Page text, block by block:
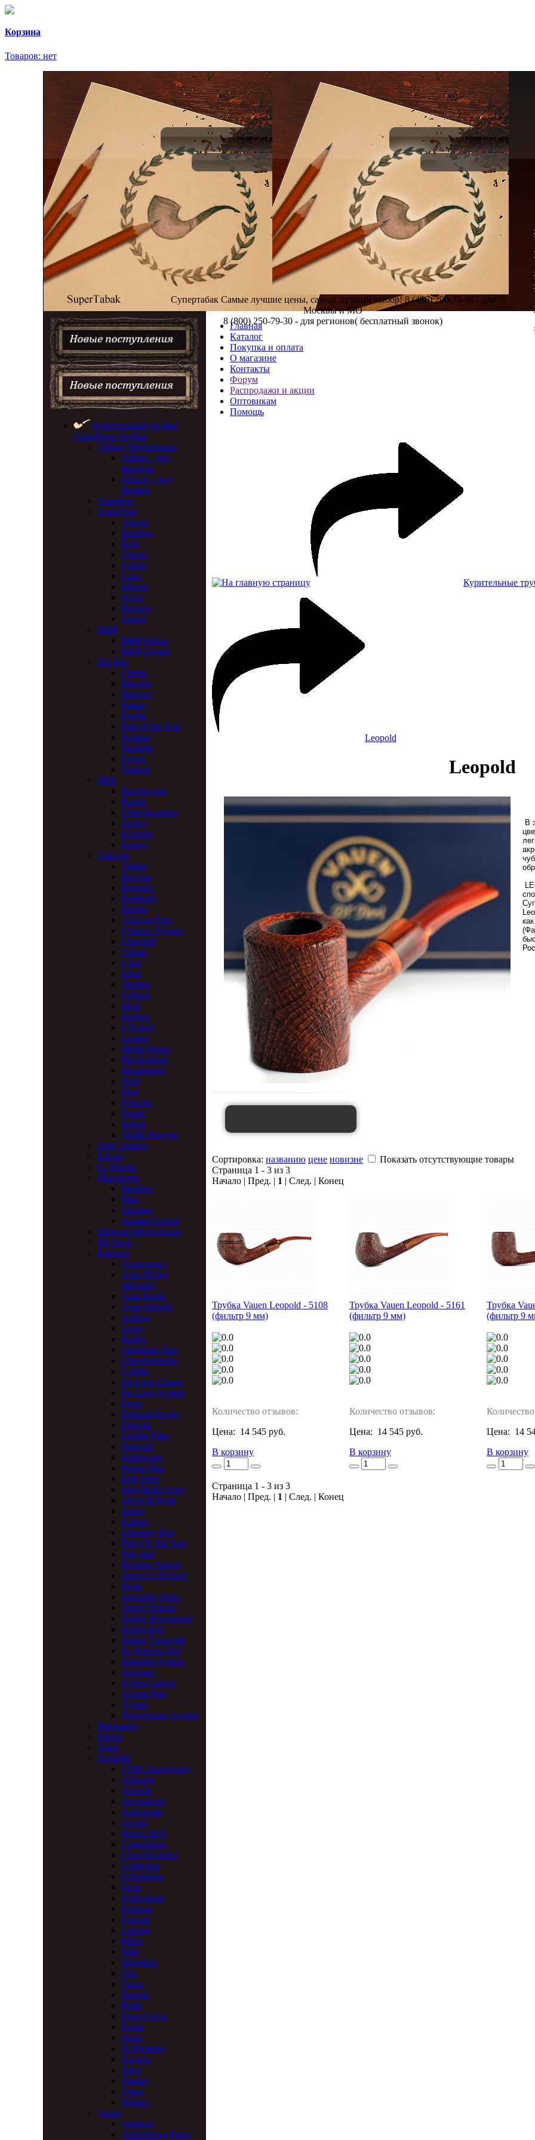
Корзина
Товаров: нет
Супертабак Самые лучшие цены, самый лучший выбор! 8 (499) 290-79-30 - для
Москвы и МО
8 (800) 250-79-30 - для регионов( бесплатный звонок)
Курительные трубки
Серийные трубки
Altinay Meerschaum
Altinay - без
фильтра
Altinay - под
фильтр
Amadeus
Astra Pipe
Aurora
Bamboo
Berk
Classic
Comet
Luna
Magnit
Nova
Reverse
Spigot
B&B
B&B Бриар
B&B Груша
Big Ben
Classic
Maestro
Mercury
Nautic
Pacific
Pipe of the Year
Scorpio
Starlight
Sylvia
Vintage
BPK
Beechwood
Bonzo
Churchwarden
Jockey
Kenvelo
Kenyo
Chacom
Alpina
Baccara
Baroque
Berlingot
Bienne
Chacom Pipe
Champs Elysees
Churchill
Classic
Cuba
Erica
Flumen
Ginkgo
Ideal
Jurassic
L'Essard
Laquee
Maitre-Pipier
Montbrillant
Montmartre
Noel
Pirat
Pistache
Plume
Spigot
Vieille Bruyere
Don Gustavo
Falcon
G. Mineto
Marchesini
Medium
Mini
Standart
Standart Spigot
Missouri Meerschaum
Mr. Brog
Peterson
Anniversary
Aran Nickel
Mounted
Aran Rustic
Aran Smooth
Arklow
Army
Barley
Christmas Pipe
Churchwarden
Cobble
De Luxe Classic
De Luxe System
Derry
Donegal Rocky
Dracula
Dublin Filter
Emerald
Halloween
House Pipe
Irish Harp
Irish Made Army
Jekyll & Hyde
Junior
Kildare
Killarney Red
Pipe Of The Year
Pub pipe
Rosslare Spigot
Sherlock Holmes
Short
Speciality Pipes
Spigot Natural
Spigot Newgrange
Spigot Red
Spigot Terracotta
St. Patricks Day
Standard System
Supreme
System Spigot
Tavern Pipe
Tyrone
Уценённые трубки
Pipemaster
Pipsan
Sahin
Savinelli
150th Anniversary
Alligator
Arancia
Arcobaleno
Autograph
Avorio
Bosco 2025
Camouflage
Churchwarden
Collection
Colombina
Dune
Esploratore
Fantasia
Fragola
Lunaria
Miele
Mini
Morellina
One
Oscar
Paloma
Petite
Porto Cervo
Roma
Sasso
St.Nicholas
Tortuga
Trevi
Tundra
Vigna
Whisky
Vauen
Ambrosi
Anniversary Pipes
Главная
Каталог
Покупка и оплата
О магазине
Контакты
Форум
Распродажи и акции
Оптовикам
Помощь
Курительные
Leopold
Leopold
В
Сортировка: названию цене новизне
Показать отсутствующие товары
Страница 1 - 3 из 3
Начало | Пред. | 1 | След. | Конец
Трубка Vauen Leopold - 5108
(фильтр 9 мм)
Количество отзывов:
Цена: 14 545 руб.
В корзину
Трубка Vauen Leopold - 5161
(фильтр 9 мм)
Количество отзывов:
Цена: 14 545 руб.
В корзину
Трубка
(фильтр 9
Цена: 14
В корзину
Страница 1 - 3 из 3
Начало | Пред. | 1 | След. | Конец